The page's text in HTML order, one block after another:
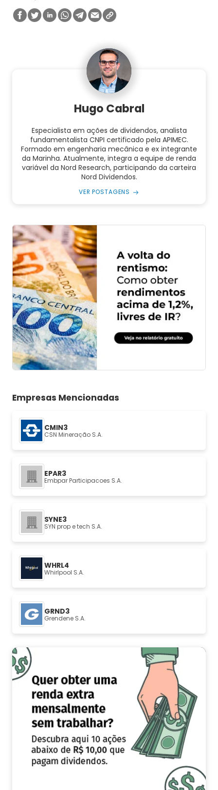
Hugo Cabral
Especialista em ações de dividendos, analista
fundamentalista CNPI certificado pela APIMEC.
Formado em engenharia mecânica e ex integrante
da Marinha. Atualmente, integra a equipe de renda
variável da Nord Research, participando da carteira
Nord Dividendos.
VER POSTAGENS
Empresas Mencionadas
CMIN3
CSN Mineração S.A.
EPAR3
Embpar Participacoes S.A.
SYNE3
SYN prop e tech S.A.
WHRL4
Whirlpool S.A.
GRND3
Grendene S.A.